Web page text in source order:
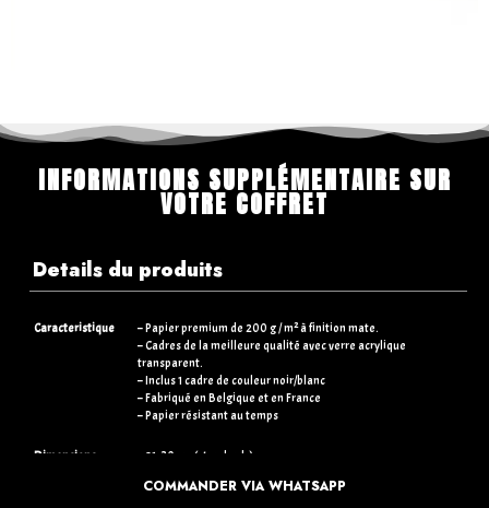
INFORMATIONS SUPPLÉMENTAIRE SUR
VOTRE COFFRET
Details du produits
Caracteristique
– Papier premium de 200 g / m² à finition mate.
– Cadres de la meilleure qualité avec verre acrylique
transparent.
– Inclus 1 cadre de couleur noir/blanc
– Fabriqué en Belgique et en France
– Papier résistant au temps
Dimensions
– 21×30 cm (standards)
– 50×70 cm (+15€)
COMMANDER VIA WHATSAPP